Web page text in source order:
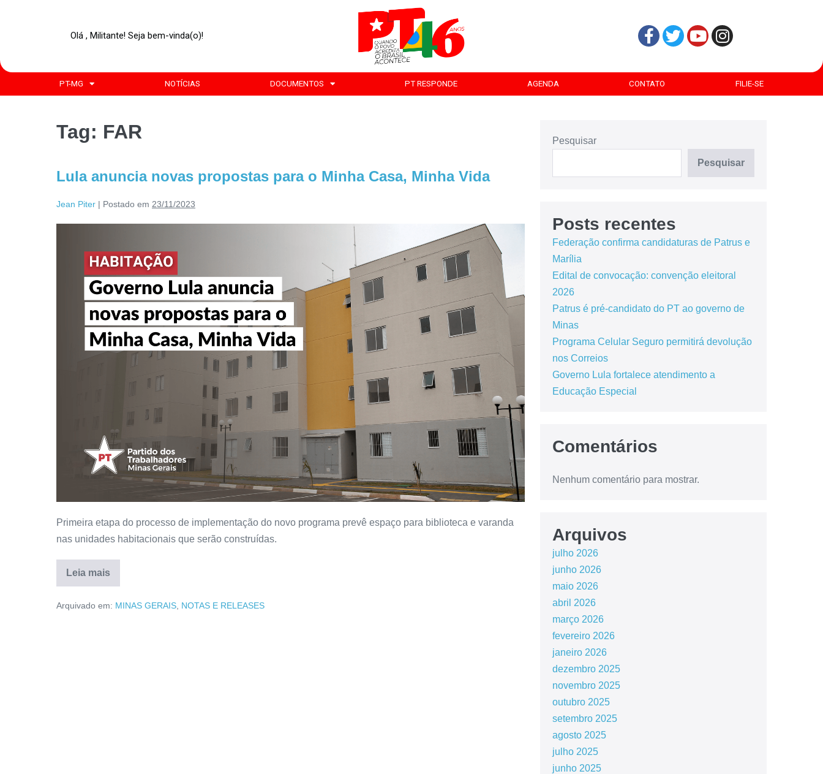
Olá , Militante! Seja bem-vinda(o)!
PT-MG NOTÍCIAS DOCUMENTOS PT RESPONDE AGENDA CONTATO FILIE-SE
Tag: FAR
Lula anuncia novas propostas para o Minha Casa, Minha Vida
Jean Piter | Postado em 23/11/2023
Primeira etapa do processo de implementação do novo programa prevê espaço para biblioteca e varanda
nas unidades habitacionais que serão construídas.
Leia mais
Arquivado em: MINAS GERAIS, NOTAS E RELEASES
Pesquisar
Pesquisar
Posts recentes
Federação confirma candidaturas de Patrus e
Marília
Edital de convocação: convenção eleitoral
2026
Patrus é pré-candidato do PT ao governo de
Minas
Programa Celular Seguro permitirá devolução
nos Correios
Governo Lula fortalece atendimento a
Educação Especial
Comentários
Nenhum comentário para mostrar.
Arquivos
julho 2026
junho 2026
maio 2026
abril 2026
março 2026
fevereiro 2026
janeiro 2026
dezembro 2025
novembro 2025
outubro 2025
setembro 2025
agosto 2025
julho 2025
junho 2025